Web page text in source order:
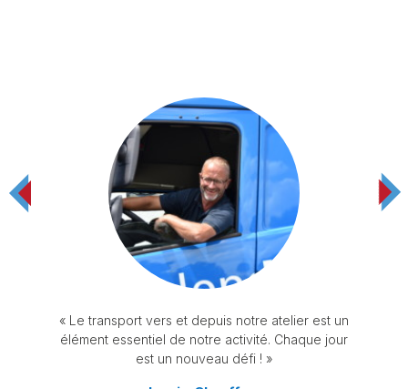
« Travailler sur un produit de pointe comme Linde
est une satisfaction quotidienne !